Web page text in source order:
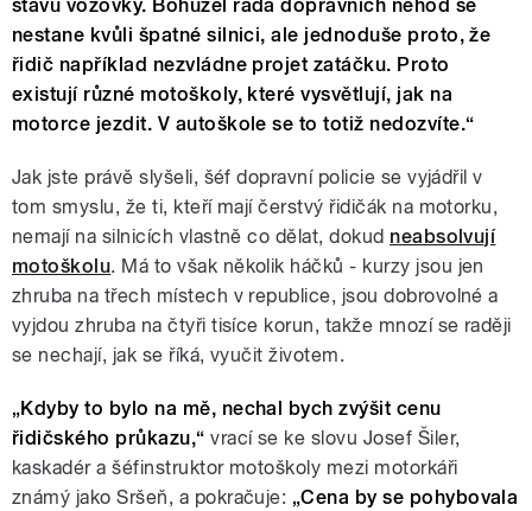
stavu vozovky. Bohužel řada dopravních nehod se
nestane kvůli špatné silnici, ale jednoduše proto, že
řidič například nezvládne projet zatáčku. Proto
existují různé motoškoly, které vysvětlují, jak na
motorce jezdit. V autoškole se to totiž nedozvíte.“
Jak jste právě slyšeli, šéf dopravní policie se vyjádřil v
tom smyslu, že ti, kteří mají čerstvý řidičák na motorku,
nemají na silnicích vlastně co dělat, dokud neabsolvují
motoškolu. Má to však několik háčků - kurzy jsou jen
zhruba na třech místech v republice, jsou dobrovolné a
vyjdou zhruba na čtyři tisíce korun, takže mnozí se raději
se nechají, jak se říká, vyučit životem.
„Kdyby to bylo na mě, nechal bych zvýšit cenu
řidičského průkazu,“vrací se ke slovu Josef Šiler,
kaskadér a šéfinstruktor motoškoly mezi motorkáři
známý jako Sršeň, a pokračuje: „Cena by se pohybovala